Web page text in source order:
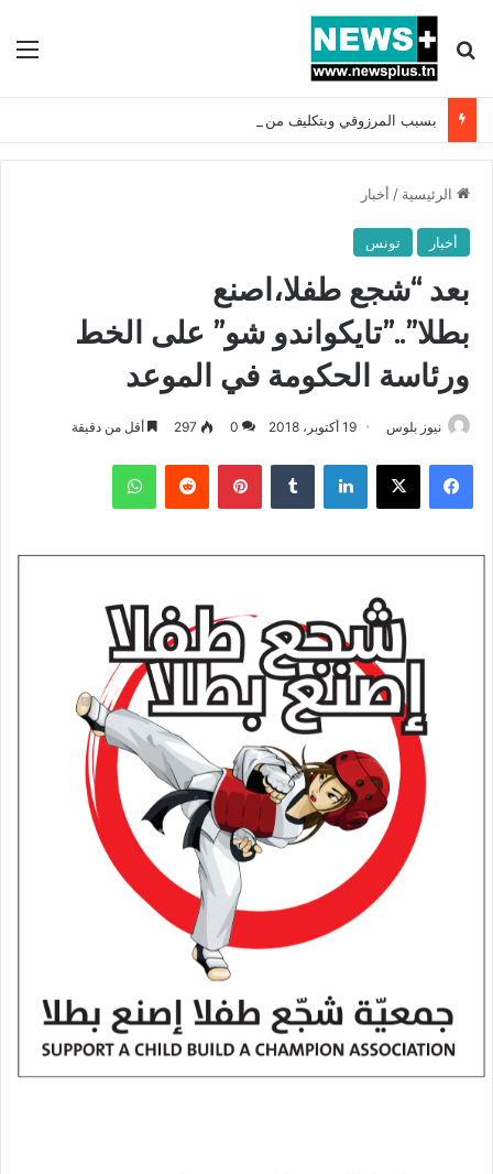
بحث عن
الرئيسية / أخبار
أخبار تونس
بعد “شجع طفلا،اصنع
بطلا”..”تايكواندو شو” على الخط
ورئاسة الحكومة في الموعد
نيوز بلوس 19 أكتوبر، 2018 0
297 أقل من دقيقة
فيسبوك X لينكدإن بينتيريست واتساب